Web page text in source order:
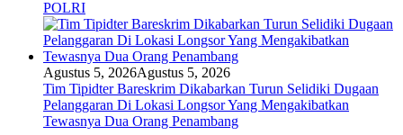
POLRI
Agustus 5, 2026Agustus 5, 2026
Tim Tipidter Bareskrim Dikabarkan Turun Selidiki Dugaan
Pelanggaran Di Lokasi Longsor Yang Mengakibatkan
Tewasnya Dua Orang Penambang